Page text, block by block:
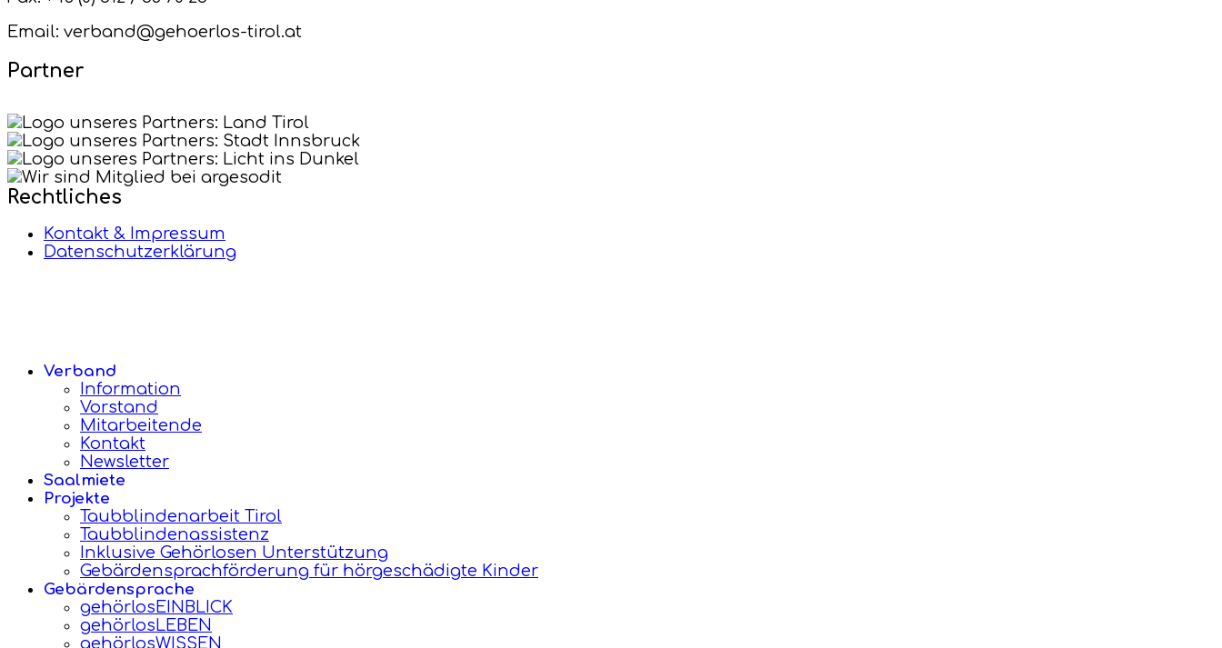
Email: verband@gehoerlos-tirol.at
Partner
Rechtliches
Kontakt & Impressum
Datenschutzerklärung
Verband
Information
Vorstand
Mitarbeitende
Kontakt
Newsletter
Saalmiete
Projekte
Taubblindenarbeit Tirol
Taubblindenassistenz
Inklusive Gehörlosen Unterstützung
Gebärdensprachförderung für hörgeschädigte Kinder
Gebärdensprache
gehörlosEINBLICK
gehörlosLEBEN
gehörlosWISSEN